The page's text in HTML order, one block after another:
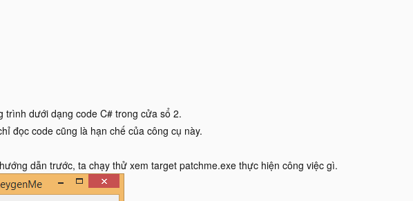
trình dưới dạng code C# trong cửa sổ 2.
đọc code cũng là hạn chế của công cụ này.
dẫn trước, ta chạy thử xem target patchme.exe thực hiện công việc gì.